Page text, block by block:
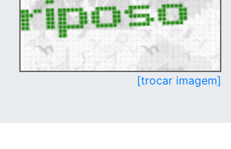
[trocar imagem]